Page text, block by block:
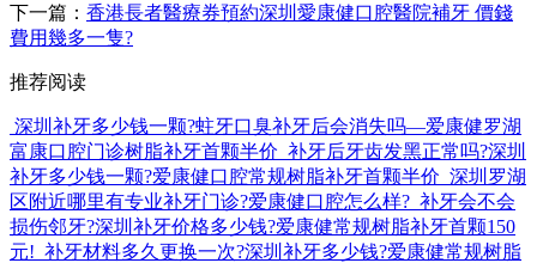
下一篇： 香港長者醫療券預約深圳愛康健口腔醫院補牙 價錢
費用幾多一隻?
推荐阅读
深圳补牙多少钱一颗?蛀牙口臭补牙后会消失吗—爱康健罗湖
富康口腔门诊树脂补牙首颗半价 补牙后牙齿发黑正常吗?深圳
补牙多少钱一颗?爱康健口腔常规树脂补牙首颗半价 深圳罗湖
区附近哪里有专业补牙门诊?爱康健口腔怎么样? 补牙会不会
损伤邻牙?深圳补牙价格多少钱?爱康健常规树脂补牙首颗150
元! 补牙材料多久更换一次?深圳补牙多少钱?爱康健常规树脂